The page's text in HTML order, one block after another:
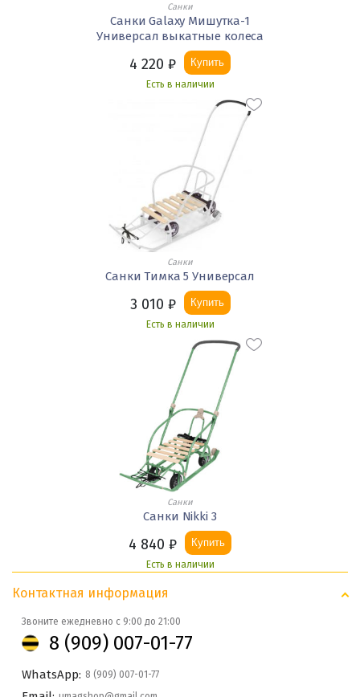
Санки
Санки Galaxy Мишутка-1
Универсал выкатные колеса
4 220 ₽ Купить
Есть в наличии
Санки
Санки Тимка 5 Универсал
3 010 ₽ Купить
Есть в наличии
Санки
Санки Nikki 3
4 840 ₽ Купить
Есть в наличии
Контактная информация
Звоните ежедневно с 9:00 до 21:00
8 (909) 007-01-77
WhatsApp: 8 (909) 007-01-77